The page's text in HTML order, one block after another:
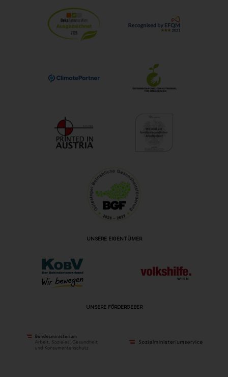
UNSERE EIGENTÜMER
UNSERE FÖRDERGEBER